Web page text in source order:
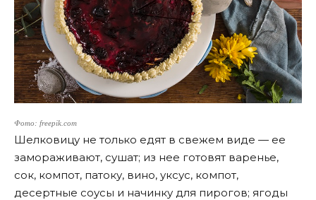
Фото: freepik.com
Шелковицу не только едят в свежем виде — ее
замораживают, сушат; из нее готовят варенье,
сок, компот, патоку, вино, уксус, компот,
десертные соусы и начинку для пирогов; ягоды